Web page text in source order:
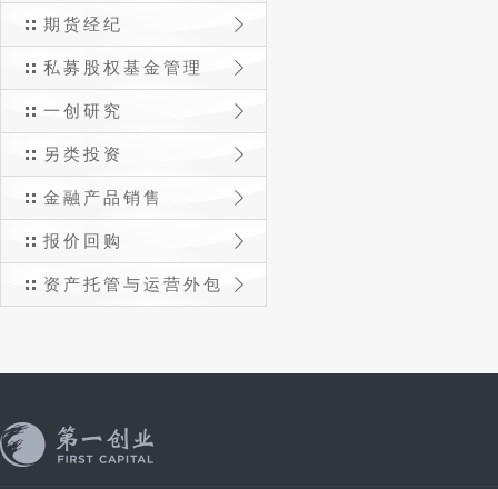
期货经纪
私募股权基金管理
一创研究
另类投资
金融产品销售
报价回购
资产托管与运营外包